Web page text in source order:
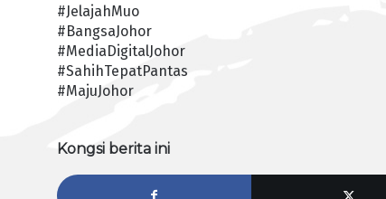
#JelajahMuo
#BangsaJohor
#MediaDigitalJohor
#SahihTepatPantas
#MajuJohor
Kongsi berita ini